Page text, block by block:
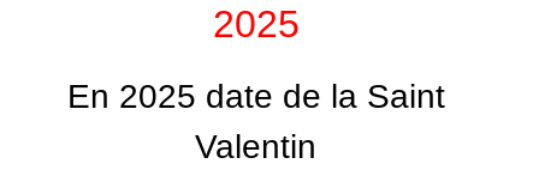
2025
En 2025 date de la Saint
Valentin